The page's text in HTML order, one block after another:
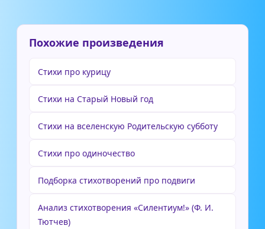
Похожие произведения
Стихи про курицу
Стихи на Старый Новый год
Стихи на вселенскую Родительскую субботу
Стихи про одиночество
Подборка стихотворений про подвиги
Анализ стихотворения «Силентиум!» (Ф. И.
Тютчев)